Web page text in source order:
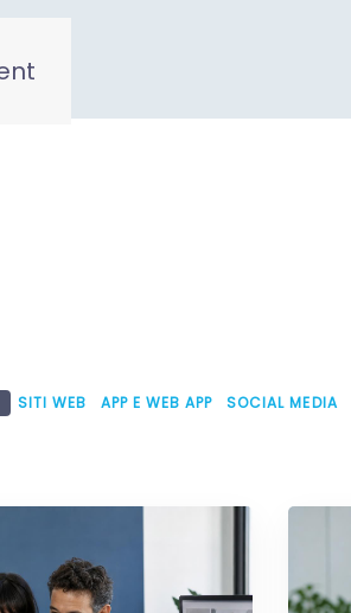
SITI WEB APP E WEB APP SOCIAL MEDIA